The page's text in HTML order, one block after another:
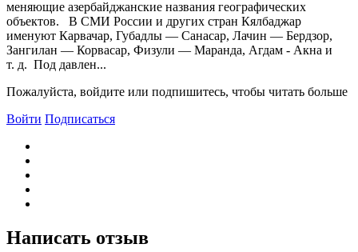
меняющие азербайджанские названия географических
объектов. В СМИ России и других стран Кялбаджар
именуют Карвачар, Губадлы — Санасар, Лачин — Бердзор,
Зангилан — Корвасар, Физули — Маранда, Агдам - Акна и
т. д. Под давлен...
Пожалуйста, войдите или подпишитесь, чтобы читать больше
Войти Подписаться
Написать отзыв